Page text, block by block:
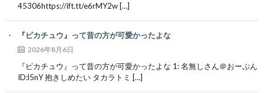
45306https://ift.tt/e6rMY2w […]
『ピカチュウ』って昔の方が可愛かったよな
2026年8月6日
『ピカチュウ』って昔の方が可愛かったよな 1: 名無しさん＠おーぷん
ID:l5nY 抱きしめたい タカラトミ […]